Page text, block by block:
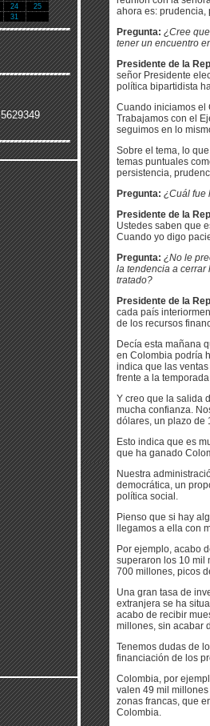
24
25
31
5629349
ahora es: prudencia,
Pregunta: ¿Cree
tener un encuentro
Presidente de la
señor Presidente
política bipartidista
Cuando iniciamos el
Trabajamos con el
seguimos en lo
Sobre el tema, lo
temas puntuales
persistencia,
Pregunta: ¿Cuál fue
Presidente de la
Ustedes saben que
Cuando yo digo
Pregunta: ¿No le
la tendencia a cerrar
tratado?
Presidente de la
cada país
de los recursos
Decía esta mañana
en Colombia podría
indica que las
frente a la
Y creo que la salida
mucha confianza.
dólares, un plazo de
Esto indica que es
que ha ganado
Nuestra
democrática, un
política social.
Pienso que si hay
llegamos a ella con
Por ejemplo, acabo
superaron los 10 mil
700 millones, picos
Una gran tasa de
extranjera se ha
acabo de recibir
millones, sin acabar
Tenemos dudas de
financiación de los
Colombia, por
valen 49 mil
zonas francas, que
Colombia.